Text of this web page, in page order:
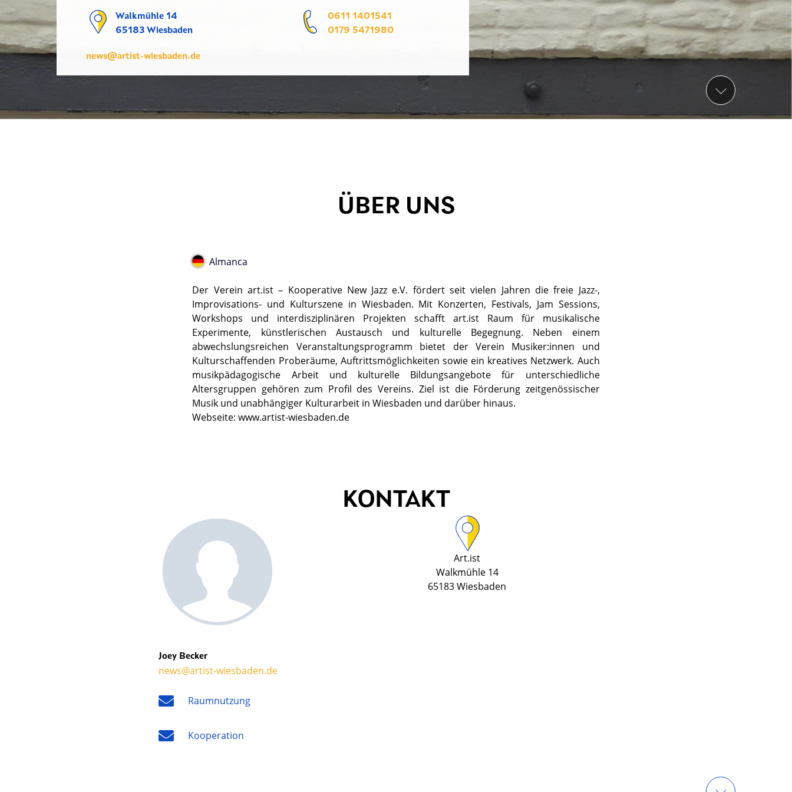
Walkmühle 14
65183 Wiesbaden
0611 1401541
0179 5471980
news@artist-wiesbaden.de
ÜBER UNS
Almanca
Der Verein art.ist – Kooperative New Jazz e.V. fördert seit vielen Jahren die freie Jazz-,
Improvisations- und Kulturszene in Wiesbaden. Mit Konzerten, Festivals, Jam Sessions,
Workshops und interdisziplinären Projekten schafft art.ist Raum für musikalische
Experimente, künstlerischen Austausch und kulturelle Begegnung. Neben einem
abwechslungsreichen Veranstaltungsprogramm bietet der Verein Musiker:innen und
Kulturschaffenden Proberäume, Auftrittsmöglichkeiten sowie ein kreatives Netzwerk. Auch
musikpädagogische Arbeit und kulturelle Bildungsangebote für unterschiedliche
Altersgruppen gehören zum Profil des Vereins. Ziel ist die Förderung zeitgenössischer
Musik und unabhängiger Kulturarbeit in Wiesbaden und darüber hinaus.
Webseite: www.artist-wiesbaden.de
KONTAKT
Joey Becker
news@artist-wiesbaden.de
Raumnutzung
Kooperation
Art.ist
Walkmühle 14
65183 Wiesbaden